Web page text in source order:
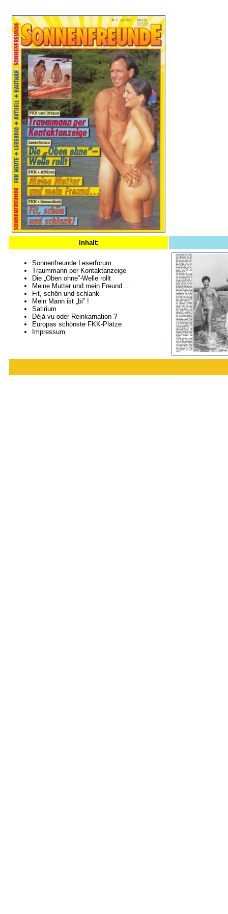
Inhalt:
Sonnenfreunde Leserforum
Traummann per Kontaktanzeige
Die „Oben ohne”-Welle rollt
Meine Mutter und mein Freund ...
Fit, schön und schlank
Mein Mann ist „bi” !
Satirium
Déjà-vu oder Reinkarnation ?
Europas schönste FKK-Plätze
Impressum